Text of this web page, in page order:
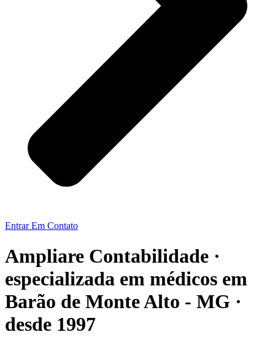
Entrar Em Contato
Ampliare Contabilidade ·
especializada em médicos em
Barão de Monte Alto - MG ·
desde 1997